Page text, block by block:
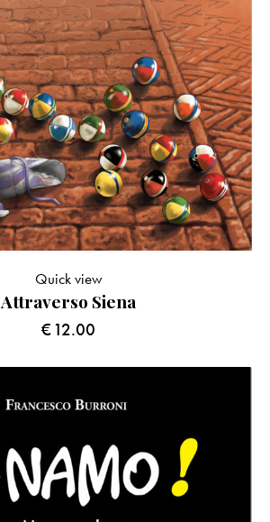
Attraverso Siena
€12.00
Quick view